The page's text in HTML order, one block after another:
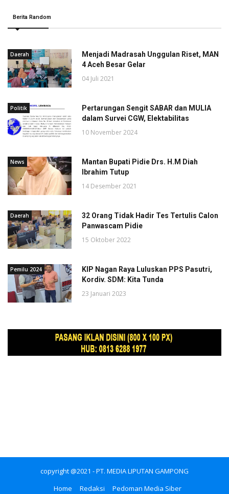
Berita Random
Daerah
Menjadi Madrasah Unggulan Riset, MAN
4 Aceh Besar Gelar
04 Juli 2021
Politik
Pertarungan Sengit SABAR dan MULIA
dalam Survei CGW, Elektabilitas
10 November 2024
News
Mantan Bupati Pidie Drs. H.M Diah
Ibrahim Tutup
14 Desember 2021
Daerah
32 Orang Tidak Hadir Tes Tertulis Calon
Panwascam Pidie
15 Oktober 2022
Pemilu 2024
KIP Nagan Raya Luluskan PPS Pasutri,
Kordiv. SDM: Kita Tunda
23 Januari 2023
copyright @2021 - PT. MEDIA LIPUTAN GAMPONG
Home
Redaksi Pedoman Media Siber